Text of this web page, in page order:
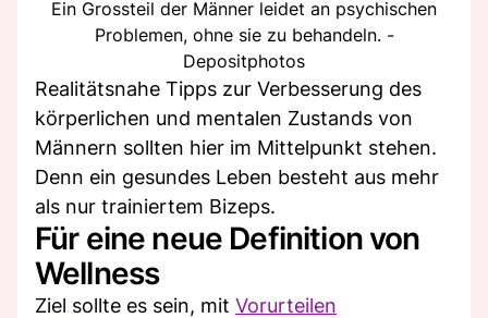
Ein Grossteil der Männer leidet an psychischen
Problemen, ohne sie zu behandeln. -
Depositphotos
Realitätsnahe Tipps zur Verbesserung des
körperlichen und mentalen Zustands von
Männern sollten hier im Mittelpunkt stehen.
Denn ein gesundes Leben besteht aus mehr
als nur trainiertem Bizeps.
Für eine neue Definition von
Wellness
Ziel sollte es sein, mit Vorurteilen